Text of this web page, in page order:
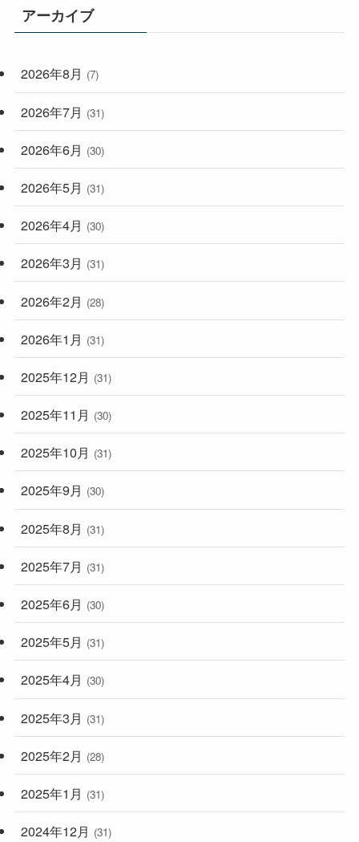
(33)
(248)
アーカイブ
2026年8月 (7)
2026年7月 (31)
2026年6月 (30)
2026年5月 (31)
2026年4月 (30)
2026年3月 (31)
2026年2月 (28)
2026年1月 (31)
2025年12月 (31)
2025年11月 (30)
2025年10月 (31)
2025年9月 (30)
2025年8月 (31)
2025年7月 (31)
2025年6月 (30)
2025年5月 (31)
2025年4月 (30)
2025年3月 (31)
2025年2月 (28)
2025年1月 (31)
2024年12月 (31)